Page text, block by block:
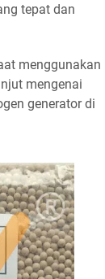
tepat dan
menggunakan
mengenai
generator di